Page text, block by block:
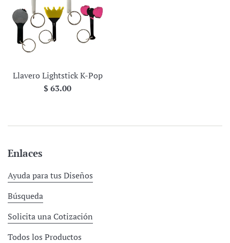
Llavero Lightstick K-Pop
Precio
$ 63.00
Enlaces
Ayuda para tus Diseños
Búsqueda
Solicita una Cotización
Todos los Productos